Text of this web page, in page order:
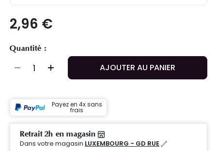
2,96 €
Quantité :
AJOUTER AU PANIER
Payez en 4x sans
frais
Retrait 2h en magasin
Dans votre magasin LUXEMBOURG - GD RUE